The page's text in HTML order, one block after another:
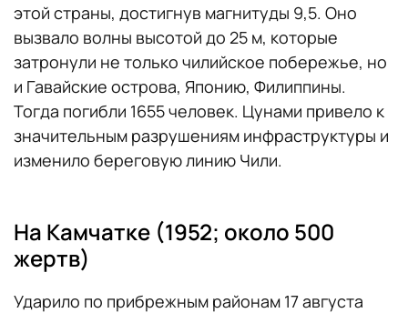
этой страны, достигнув магнитуды 9,5. Оно
вызвало волны высотой до 25 м, которые
затронули не только чилийское побережье, но
и Гавайские острова, Японию, Филиппины.
Тогда погибли 1655 человек. Цунами привело к
значительным разрушениям инфраструктуры и
изменило береговую линию Чили.
На Камчатке (1952; около 500
жертв)
Ударило по прибрежным районам 17 августа